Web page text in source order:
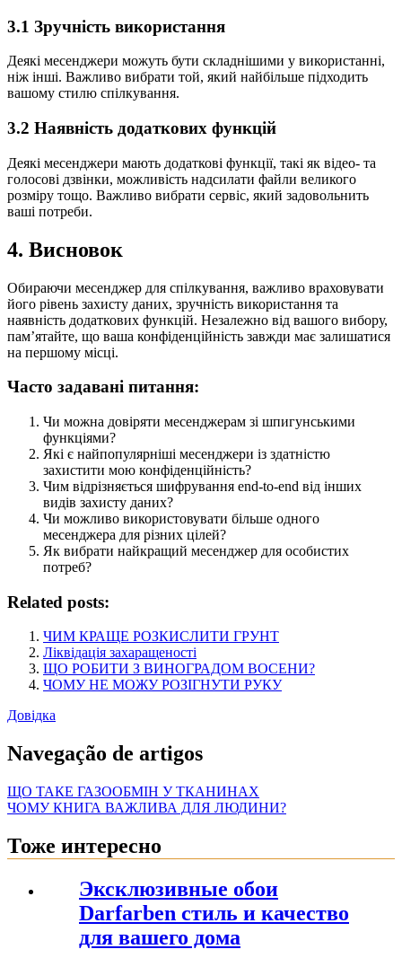
3.1 Зручність використання
Деякі месенджери можуть бути складнішими у використанні,
ніж інші. Важливо вибрати той, який найбільше підходить
вашому стилю спілкування.
3.2 Наявність додаткових функцій
Деякі месенджери мають додаткові функції, такі як відео- та
голосові дзвінки, можливість надсилати файли великого
розміру тощо. Важливо вибрати сервіс, який задовольнить
ваші потреби.
4. Висновок
Обираючи месенджер для спілкування, важливо враховувати
його рівень захисту даних, зручність використання та
наявність додаткових функцій. Незалежно від вашого вибору,
пам’ятайте, що ваша конфіденційність завжди має залишатися
на першому місці.
Часто задавані питання:
Чи можна довіряти месенджерам зі шпигунськими
функціями?
Які є найпопулярніші месенджери із здатністю
захистити мою конфіденційність?
Чим відрізняється шифрування end-to-end від інших
видів захисту даних?
Чи можливо використовувати більше одного
месенджера для різних цілей?
Як вибрати найкращий месенджер для особистих
потреб?
Related posts:
ЧИМ КРАЩЕ РОЗКИСЛИТИ ГРУНТ
Ліквідація захаращеності
ЩО РОБИТИ З ВИНОГРАДОМ ВОСЕНИ?
ЧОМУ НЕ МОЖУ РОЗІГНУТИ РУКУ
Довідка
Navegação de artigos
ЩО ТАКЕ ГАЗООБМІН У ТКАНИНАХ
ЧОМУ КНИГА ВАЖЛИВА ДЛЯ ЛЮДИНИ?
Тоже интересно
Эксклюзивные обои
Darfarben стиль и качество
для вашего дома